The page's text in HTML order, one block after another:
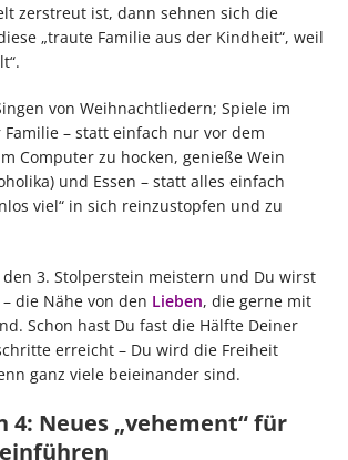
zerstreut ist, dann sehnen sich die
„traute Familie aus der Kindheit“, weil
von Weihnachtliedern; Spiele im
– statt einfach nur vor dem
Computer zu hocken, genieße Wein
und Essen – statt alles einfach
viel“ in sich reinzustopfen und zu
3. Stolperstein meistern und Du wirst
die Nähe von den Lieben, die gerne mit
Schon hast Du fast die Hälfte Deiner
erreicht – Du wird die Freiheit
ganz viele beieinander sind.
4: Neues „vehement“ für